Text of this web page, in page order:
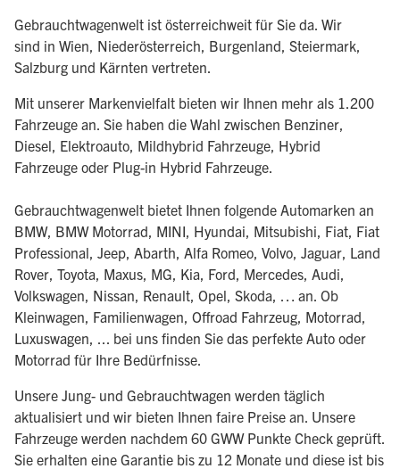
Gebrauchtwagenwelt ist österreichweit für Sie da. Wir
sind in Wien, Niederösterreich, Burgenland, Steiermark,
Salzburg und Kärnten vertreten.
Mit unserer Markenvielfalt bieten wir Ihnen mehr als 1.200
Fahrzeuge an. Sie haben die Wahl zwischen Benziner,
Diesel, Elektroauto, Mildhybrid Fahrzeuge, Hybrid
Fahrzeuge oder Plug-in Hybrid Fahrzeuge.
Gebrauchtwagenwelt bietet Ihnen folgende Automarken an
BMW, BMW Motorrad, MINI, Hyundai, Mitsubishi, Fiat, Fiat
Professional, Jeep, Abarth, Alfa Romeo, Volvo, Jaguar, Land
Rover, Toyota, Maxus, MG, Kia, Ford, Mercedes, Audi,
Volkswagen, Nissan, Renault, Opel, Skoda, … an. Ob
Kleinwagen, Familienwagen, Offroad Fahrzeug, Motorrad,
Luxuswagen, ... bei uns finden Sie das perfekte Auto oder
Motorrad für Ihre Bedürfnisse.
Unsere Jung- und Gebrauchtwagen werden täglich
aktualisiert und wir bieten Ihnen faire Preise an. Unsere
Fahrzeuge werden nachdem 60 GWW Punkte Check geprüft.
Sie erhalten eine Garantie bis zu 12 Monate und diese ist bis